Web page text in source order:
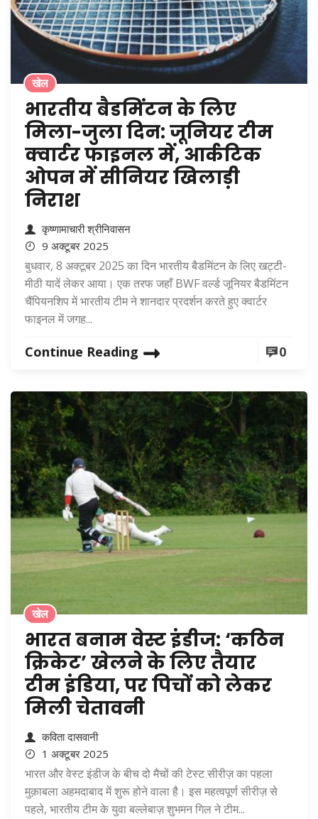
खेल
भारतीय बैडमिंटन के लिए
मिला-जुला दिन: जूनियर टीम
क्वार्टर फाइनल में, आर्कटिक
ओपन में सीनियर खिलाड़ी
निराश
कृष्णामाचारी श्रीनिवासन
9 अक्टूबर 2025
बुधवार, 8 अक्टूबर 2025 का दिन भारतीय बैडमिंटन के लिए खट्टी-
मीठी यादें लेकर आया। एक तरफ जहाँ BWF वर्ल्ड जूनियर बैडमिंटन
चैंपियनशिप में भारतीय टीम ने शानदार प्रदर्शन करते हुए क्वार्टर
फाइनल में जगह...
Continue Reading 0
खेल
भारत बनाम वेस्ट इंडीज: ‘कठिन
क्रिकेट’ खेलने के लिए तैयार
टीम इंडिया, पर पिचों को लेकर
मिली चेतावनी
कविता दासवानी
1 अक्टूबर 2025
भारत और वेस्ट इंडीज के बीच दो मैचों की टेस्ट सीरीज़ का पहला
मुक़ाबला अहमदाबाद में शुरू होने वाला है। इस महत्वपूर्ण सीरीज़ से
पहले, भारतीय टीम के युवा बल्लेबाज़ शुभमन गिल ने टीम...